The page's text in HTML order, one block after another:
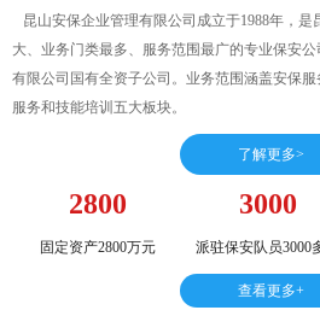
昆山安保企业管理有限公司成立于1988年，是
大、业务门类最多、服务范围最广的专业保安
有限公司国有全资子公司。业务范围涵盖安保
服务和技能培训五大板块。
了解更多>
2800
固定资产2800万元
3000
派驻保安队员3000
查看更多+